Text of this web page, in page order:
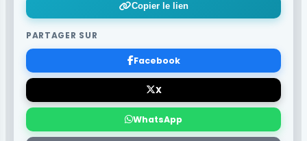
Copier le lien
PARTAGER SUR
Facebook
X
WhatsApp